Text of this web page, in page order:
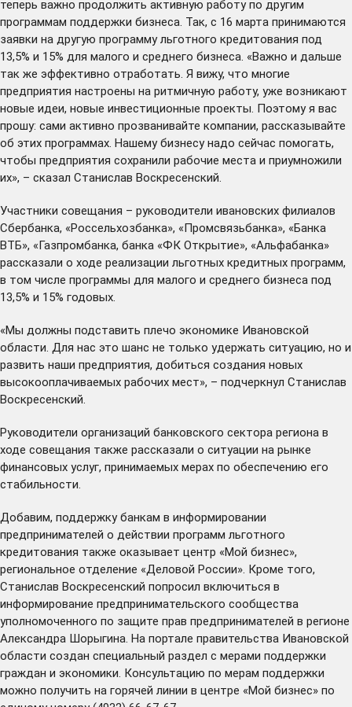
теперь важно продолжить активную работу по другим
программам поддержки бизнеса. Так, с 16 марта принимаются
заявки на другую программу льготного кредитования под
13,5% и 15% для малого и среднего бизнеса. «Важно и дальше
так же эффективно отработать. Я вижу, что многие
предприятия настроены на ритмичную работу, уже возникают
новые идеи, новые инвестиционные проекты. Поэтому я вас
прошу: сами активно прозванивайте компании, рассказывайте
об этих программах. Нашему бизнесу надо сейчас помогать,
чтобы предприятия сохранили рабочие места и приумножили
их», – сказал Станислав Воскресенский.
Участники совещания – руководители ивановских филиалов
Сбербанка, «Россельхозбанка», «Промсвязьбанка», «Банка
ВТБ», «Газпромбанка, банка «ФК Открытие», «Альфабанка»
рассказали о ходе реализации льготных кредитных программ,
в том числе программы для малого и среднего бизнеса под
13,5% и 15% годовых.
«Мы должны подставить плечо экономике Ивановской
области. Для нас это шанс не только удержать ситуацию, но и
развить наши предприятия, добиться создания новых
высокооплачиваемых рабочих мест», – подчеркнул Станислав
Воскресенский.
Руководители организаций банковского сектора региона в
ходе совещания также рассказали о ситуации на рынке
финансовых услуг, принимаемых мерах по обеспечению его
стабильности.
Добавим, поддержку банкам в информировании
предпринимателей о действии программ льготного
кредитования также оказывает центр «Мой бизнес»,
региональное отделение «Деловой России» . Кроме того,
Станислав Воскресенский попросил включиться в
информирование предпринимательского сообщества
уполномоченного по защите прав предпринимателей в регионе
Александра Шорыгина. На портале правительства Ивановской
области создан специальный раздел с мерами поддержки
граждан и экономики. Консультацию по мерам поддержки
можно получить на горячей линии в центре «Мой бизнес» по